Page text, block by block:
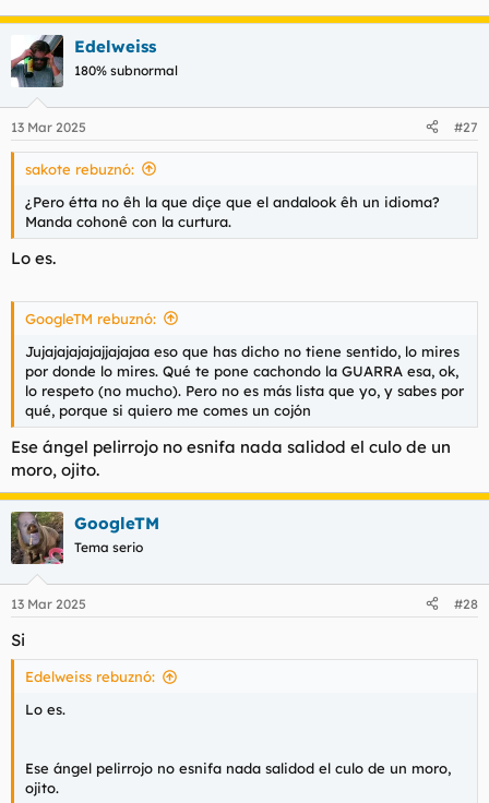
Edelweiss
180% subnormal
13 Mar 2025 #27
sakote rebuznó:
¿Pero étta no êh la que diçe que el andalook êh un idioma?
Manda cohonê con la curtura.
Lo es.
GoogleTM rebuznó:
Jujajajajajajjajajaa eso que has dicho no tiene sentido, lo mires
por donde lo mires. Qué te pone cachondo la GUARRA esa, ok,
lo respeto (no mucho). Pero no es más lista que yo, y sabes por
qué, porque si quiero me comes un cojón
Ese ángel pelirrojo no esnifa nada salidod el culo de un
moro, ojito.
GoogleTM
Tema serio
13 Mar 2025 #28
Si
Edelweiss rebuznó:
Lo es.
Ese ángel pelirrojo no esnifa nada salidod el culo de un moro,
ojito.